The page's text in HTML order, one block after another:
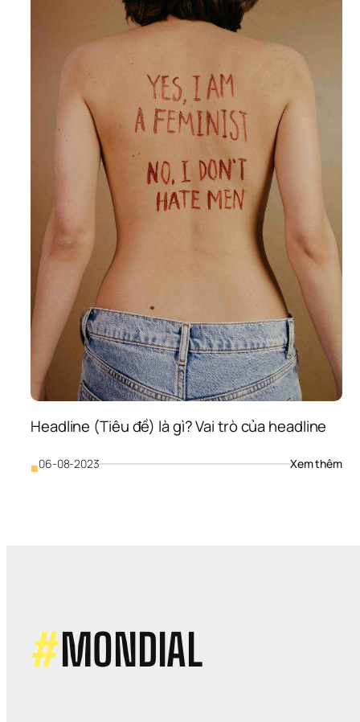
Headline (Tiêu đề) là gì? Vai trò của headline
■06-08-2023 Xem thêm:
#MONDIAL